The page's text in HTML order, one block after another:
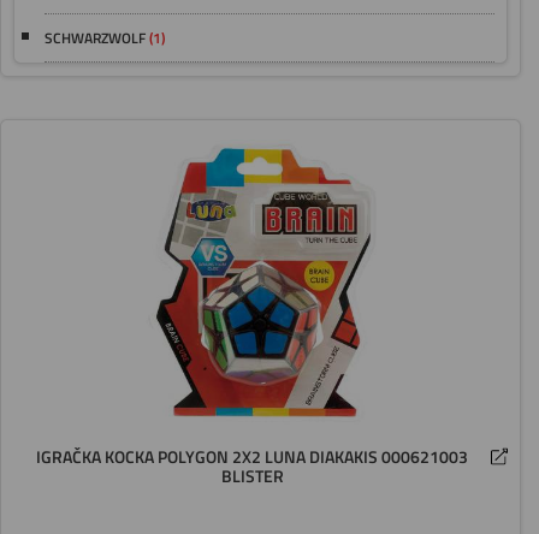
SCHWARZWOLF(1)
IGRAČKA KOCKA POLYGON 2X2 LUNA DIAKAKIS 000621003
BLISTER